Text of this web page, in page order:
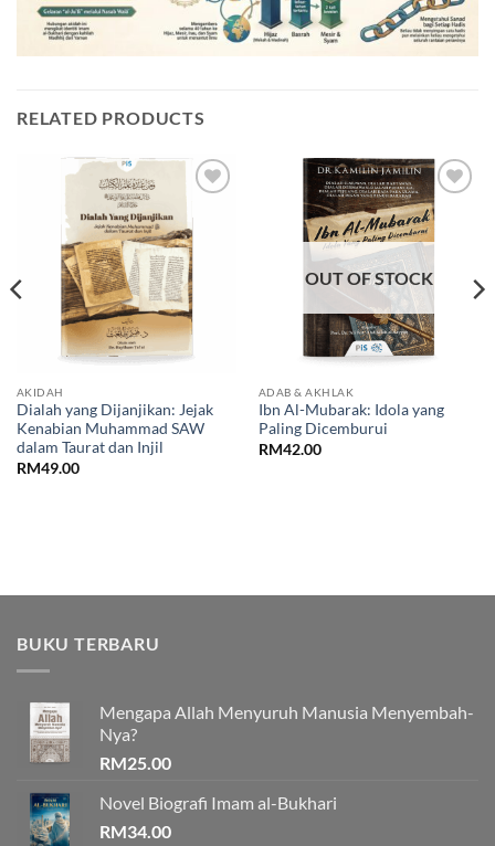
RELATED PRODUCTS
AKIDAH
Dialah yang Dijanjikan: Jejak
Kenabian Muhammad SAW
dalam Taurat dan Injil
RM49.00
Add to
Wishlist
OUT OF STOCK
ADAB & AKHLAK
Ibn Al-Mubarak: Idola yang
Paling Dicemburui
RM42.00
BUKU TERBARU
Mengapa Allah Menyuruh Manusia Menyembah-
Nya?
RM25.00
Novel Biografi Imam al-Bukhari
RM34.00